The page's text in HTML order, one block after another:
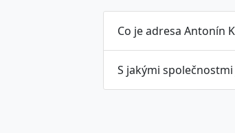
Co je adresa Antonín
S jakými